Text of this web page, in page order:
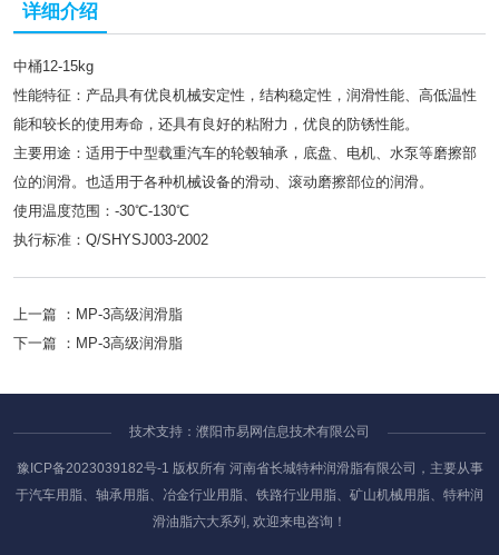
详细介绍
中桶12-15kg
性能特征：产品具有优良机械安定性，结构稳定性，润滑性能、高低温性
能和较长的使用寿命，还具有良好的粘附力，优良的防锈性能。
主要用途：适用于中型载重汽车的轮毂轴承，底盘、电机、水泵等磨擦部
位的润滑。也适用于各种机械设备的滑动、滚动磨擦部位的润滑。
使用温度范围：-30℃-130℃
执行标准：Q/SHYSJ003-2002
上一篇 ： MP-3高级润滑脂
下一篇 ： MP-3高级润滑脂
技术支持：濮阳市易网信息技术有限公司
豫ICP备2023039182号-1 版权所有 河南省长城特种润滑脂有限公司，主要从事
于汽车用脂、轴承用脂、冶金行业用脂、铁路行业用脂、矿山机械用脂、特种润
滑油脂六大系列, 欢迎来电咨询！